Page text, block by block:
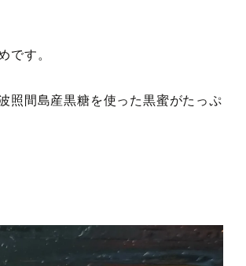
です。
照間島産黒糖を使った黒蜜がたっぷ